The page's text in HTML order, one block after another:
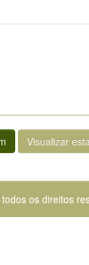
Visualizar
os direitos